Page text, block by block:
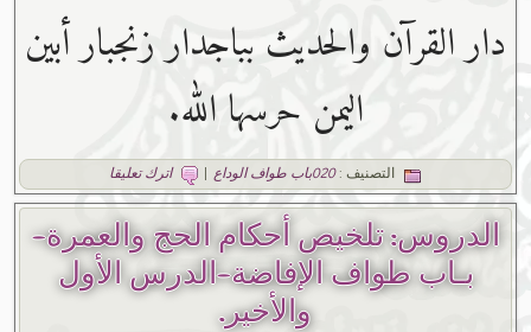
دار القرآن والحديث بباجدار زنجبار أبين
اليمن حرسها الله.
التصنيف :020باب طواف الوداع | اترك تعليقا
الدروس: تلخيص أحكام الحج والعمرة-
بـاب طواف الإفاضة-الدرس الأول
والأخير.